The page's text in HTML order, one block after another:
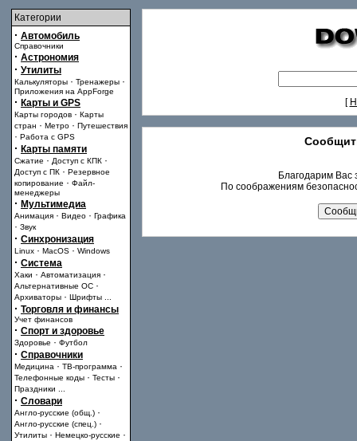
Категории
· Автомобиль
Справочники
· Астрономия
· Утилиты
Калькуляторы · Тренажеры ·
Приложения на AppForge
· Карты и GPS
Карты городов · Карты
стран · Метро · Путешествия
· Работа с GPS
· Карты памяти
Сжатие · Доступ с КПК ·
Доступ с ПК · Резервное
копирование · Файл-
менеджеры
· Мультимедиа
Анимация · Видео · Графика
· Звук
· Синхронизация
Linux · MacOS · Windows
· Система
Хаки · Автоматизация ·
Альтернативные ОС ·
Архиваторы · Шрифты
· Торговля и финансы
Учет финансов
· Спорт и здоровье
Здоровье · Футбол
· Справочники
Медицина · ТВ-программа ·
Телефонные коды · Тесты ·
Праздники
· Словари
Англо-русские (общ.) ·
Англо-русские (спец.) ·
Утилиты · Немецко-русские ·
[
Благодарим Вас
По соображениям